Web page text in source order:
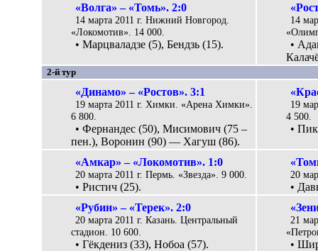
«Волга» – «Томь». 2:0
14 марта 2011 г. Нижний Новгород.
«Локомотив». 14 000.
• Марцваладзе (5), Бендзь (15).
14
•
2-й тур
«Динамо» – «Ростов». 3:1
19 марта 2011 г. Химки. «Арена Химки».
6 800.
• Фернандес (50), Мисимович (75 –
пен.), Воронин (90) — Хагуш (86).
19
4 500.
•
«Амкар» – «Локомотив». 1:0
20 марта 2011 г. Пермь. «Звезда». 9 000.
• Ристич (25).
20
•
«Рубин» – «Терек». 2:0
20 марта 2011 г. Казань. Центральный
стадион. 10 600.
• Гёкдениз (33), Нобоа (57).
21
•